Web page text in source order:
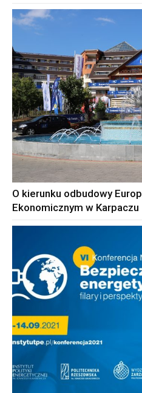
O kierunku odbudowy
Ekonomicznym w Karpaczu